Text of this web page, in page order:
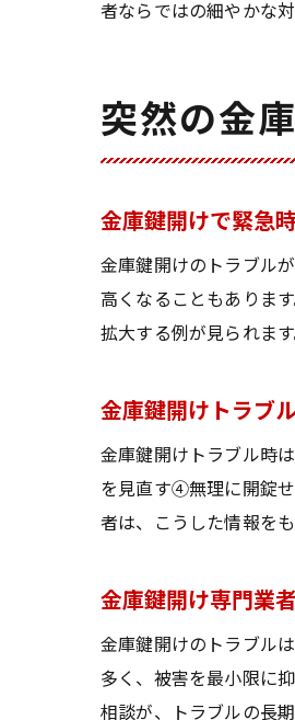
者ならではの細やかな
突然の金
金庫鍵開けで緊急
金庫鍵開けのトラブル
高くなることもありま
拡大する例が見られま
金庫鍵開けトラブ
金庫鍵開けトラブル時
を見直す④無理に開錠
者は、こうした情報を
金庫鍵開け専門業
金庫鍵開けのトラブル
多く、被害を最小限に
相談が、トラブルの長